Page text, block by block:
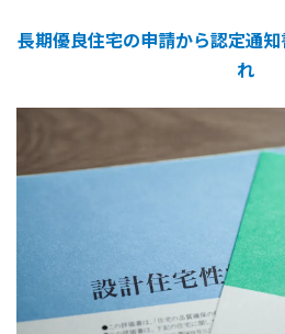
長期優良住宅の申請から認定通
れ